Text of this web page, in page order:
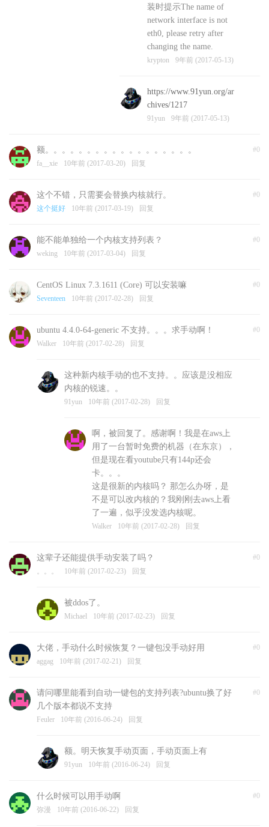
装时提示The name of
network interface is not
eth0, please retry after
changing the name.
krypton 9年前 (2017-05-13)
https://www.91yun.org/ar
chives/1217
91yun 9年前 (2017-05-13)
#0
额。。。。。。。。。。。。。。。。。。
fa__xie 10年前 (2017-03-20) 回复
#0
这个不错，只需要会替换内核就行。
这个挺好 10年前 (2017-03-19) 回复
#0
能不能单独给一个内核支持列表？
weking 10年前 (2017-03-04) 回复
#0
CentOS Linux 7.3.1611 (Core) 可以安装嘛
Seventeen 10年前 (2017-02-28) 回复
#0
ubuntu 4.4.0-64-generic 不支持。。。求手动啊！
Walker 10年前 (2017-02-28) 回复
这种新内核手动的也不支持。。应该是没相应
内核的锐速。。
91yun 10年前 (2017-02-28) 回复
啊，被回复了。感谢啊！我是在aws上
用了一台暂时免费的机器（在东京），
但是现在看youtube只有144p还会
卡。。。
这是很新的内核吗？ 那怎么办呀，是
不是可以改内核的？我刚刚去aws上看
了一遍，似乎没发选内核呢。
Walker 10年前 (2017-02-28) 回复
#0
这辈子还能提供手动安装了吗？
。。。 10年前 (2017-02-23) 回复
被ddos了。
Michael 10年前 (2017-02-23) 回复
#0
大佬，手动什么时候恢复？一键包没手动好用
aggag 10年前 (2017-02-21) 回复
#0
请问哪里能看到自动一键包的支持列表?ubuntu换了好
几个版本都说不支持
Feuler 10年前 (2016-06-24) 回复
额。明天恢复手动页面，手动页面上有
91yun 10年前 (2016-06-24) 回复
#0
什么时候可以用手动啊
弥漫 10年前 (2016-06-22) 回复